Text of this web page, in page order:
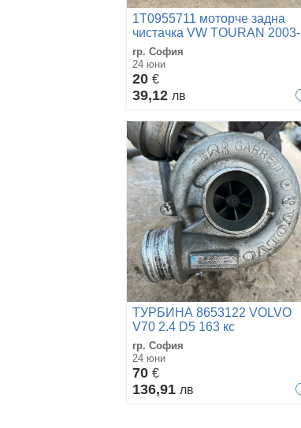
1T0955711 моторче задна
чистачка VW TOURAN 2003-
2010
гр. София
24 юни
20 €
39,12 лв
ТУРБИНА 8653122 VOLVO
V70 2.4 D5 163 кс
гр. София
24 юни
70 €
136,91 лв